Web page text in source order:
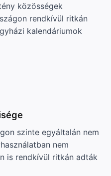
közösségek
rendkívül ritkán
kalendáriumok
szinte egyáltalán nem
nem
is rendkívül ritkán adták